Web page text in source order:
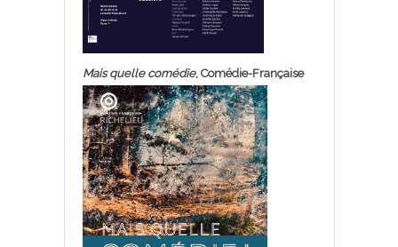
Mais quelle comédie, Comédie-Française